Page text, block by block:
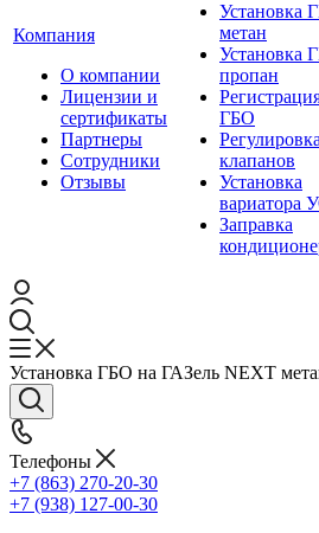
Компания
О компании
Лицензии и
сертификаты
Партнеры
Сотрудники
Отзывы
Установка
метан
Установка
пропан
ГБО
Регулировка
клапанов
Установка
вариатора
Заправка
Установка ГБО на ГАЗель NEXT
Телефоны
+7 (863) 270-20-30
+7 (938) 127-00-30